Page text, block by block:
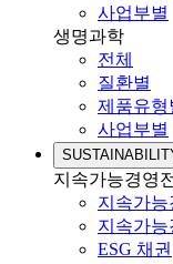
사업부별
생명과학
전체
질환별
제품유형
사업부별
지속가능경영
지속가
지속가능
ESG 채권